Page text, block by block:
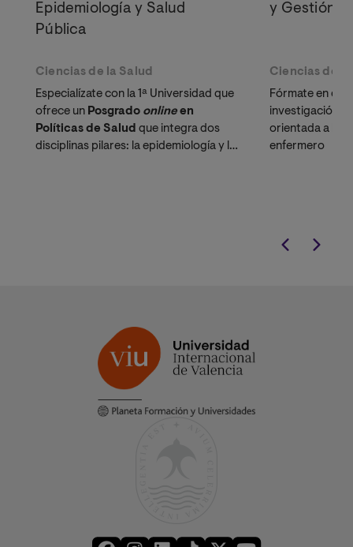
Epidemiología y Salud
Pública
Ciencias de la Salud
Especialízate con la 1ª Universidad que
ofrece un Posgrado online en
Políticas de Salud que integra dos
disciplinas pilares: la epidemiología y la
y Gestión
Ciencias de
Fórmate en
investigación
orientada a la
enfermero